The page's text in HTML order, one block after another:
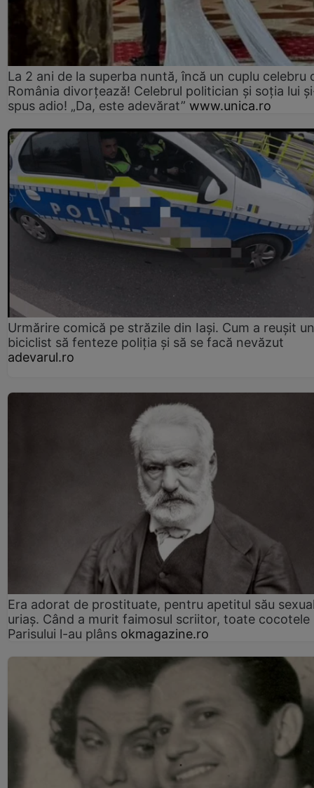
La 2 ani de la superba nuntă, încă un cuplu celebru
România divorțează! Celebrul politician și soția lui
spus adio! „Da, este adevărat” www.unica.ro
Urmărire comică pe străzile din Iași. Cum a reușit un
biciclist să fenteze poliția și să se facă nevăzut
adevarul.ro
Era adorat de prostituate, pentru apetitul său
uriaș. Când a murit faimosul scriitor, toate cocotele
Parisului l-au plâns okmagazine.ro